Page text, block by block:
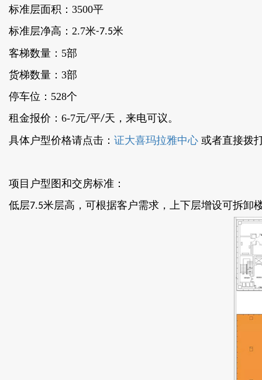
标准层面积：3500平
标准层净高：2.7米-7.5米
客梯数量：5部
货梯数量：3部
停车位：528个
租金报价：6-7元/平/天，来电可议。
具体户型价格请点击： 证大喜玛拉雅中心 或者直接拨
项目户型图和交房标准：
低层7.5米层高，可根据客户需求，上下层增设可拆卸